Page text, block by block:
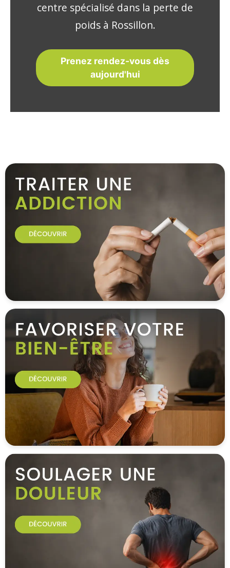
centre spécialisé dans la perte de
poids à Rossillon.
Prenez rendez-vous dès
aujourd'hui